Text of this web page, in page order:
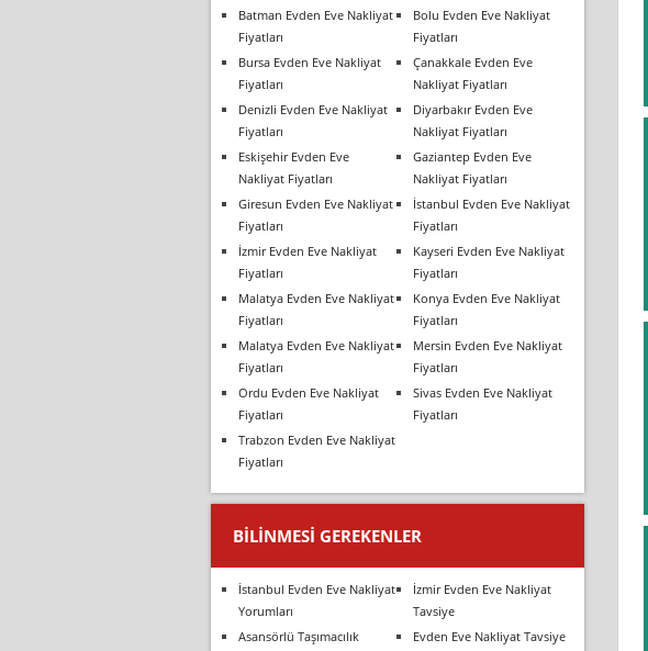
Batman Evden Eve Nakliyat
Fiyatları
Bolu Evden Eve Nakliyat
Fiyatları
Bursa Evden Eve Nakliyat
Fiyatları
Çanakkale Evden Eve
Nakliyat Fiyatları
Denizli Evden Eve Nakliyat
Fiyatları
Diyarbakır Evden Eve
Nakliyat Fiyatları
Eskişehir Evden Eve
Nakliyat Fiyatları
Gaziantep Evden Eve
Nakliyat Fiyatları
Giresun Evden Eve Nakliyat
Fiyatları
İstanbul Evden Eve Nakliyat
Fiyatları
İzmir Evden Eve Nakliyat
Fiyatları
Kayseri Evden Eve Nakliyat
Fiyatları
Malatya Evden Eve Nakliyat
Fiyatları
Konya Evden Eve Nakliyat
Fiyatları
Malatya Evden Eve Nakliyat
Fiyatları
Mersin Evden Eve Nakliyat
Fiyatları
Ordu Evden Eve Nakliyat
Fiyatları
Sivas Evden Eve Nakliyat
Fiyatları
Trabzon Evden Eve Nakliyat
Fiyatları
BILINMESI GEREKENLER
İstanbul Evden Eve Nakliyat
Yorumları
İzmir Evden Eve Nakliyat
Tavsiye
Asansörlü Taşımacılık
Evden Eve Nakliyat Tavsiye